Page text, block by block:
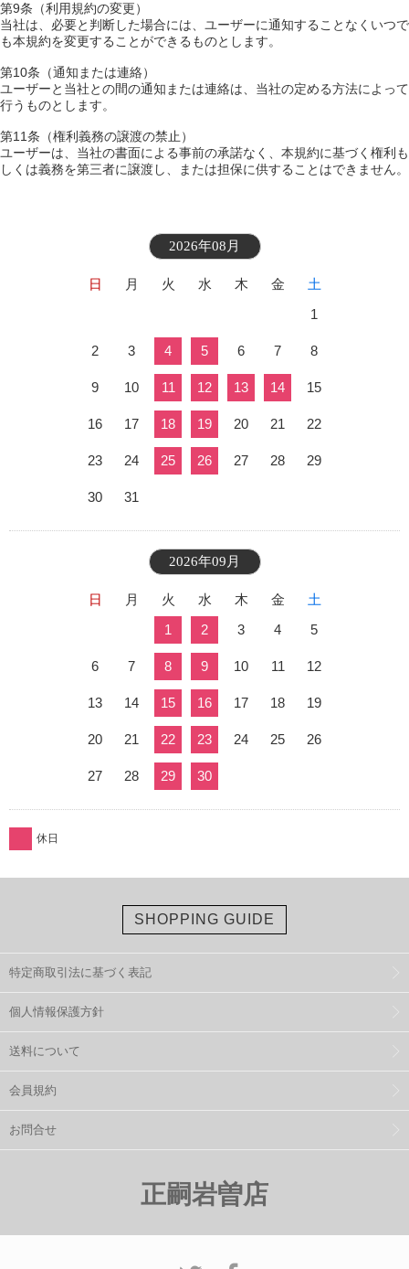
第9条（利用規約の変更）
当社は、必要と判断した場合には、ユーザーに通知することなくいつで
も本規約を変更することができるものとします。
第10条（通知または連絡）
ユーザーと当社との間の通知または連絡は、当社の定める方法によって
行うものとします。
第11条（権利義務の譲渡の禁止）
ユーザーは、当社の書面による事前の承諾なく、本規約に基づく権利も
しくは義務を第三者に譲渡し、または担保に供することはできません。
2026年08月
日 月 火 水 木 金
土
1
2 3 4 5 6 7 8
9 10 11 12 13 14 15
16 17 18 19 20 21 22
23 24 25 26 27 28 29
30 31
2026年09月
日 月 火 水 木 金
土
1
2 3 4 5
6 7 8 9 10 11 12
13 14 15 16 17 18 19
20 21 22 23 24 25 26
27 28 29 30
休日
SHOPPING GUIDE
特定商取引法に基づく表記
個人情報保護方針
送料について
会員規約
お問合せ
正嗣岩曽店